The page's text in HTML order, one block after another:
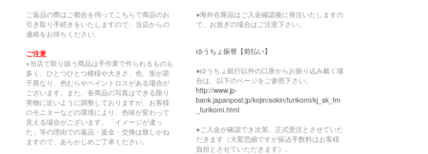
ご返品の際はご都合を伺ってこちらで商品のお
引き取り手続きをいたしますので、当店からの
連絡をお待ちください。
ご注意
※当店で取り扱う商品は手作業で作られるものも
多く、ひとつひとつ模様や大きさ、色、形が若
干異なり、色むらやペイントロスがある場合が
ございます。また、各商品の写真はできる限り
実物に近いように調整しておりますが、お客様
のモニターなどの環境により、色味が変わって
見える場合がございます。「イメージが違っ
た」等の理由での返品・返金・交換は致しかね
ますので、あらかじめご了承ください。
●海外在庫品はご入金確認後に発注いたしますの
で、お急ぎの場合はご注意下さい。
ゆうちょ振替【前払い】
●ゆうちょ銀行以外の口座からお振り込み戴く場
合は、以下のページをご参照下さい。
http://www.jp-
bank.japanpost.jp/kojin/sokin/furikomi/kj_sk_fm
_furikomi.html
●ご入金が確認でき次第、正式受注とさせていた
だきます（大変恐縮ですが振込手数料はお客様
負担とさせていただきます）。